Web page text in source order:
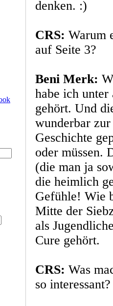
denken. :)
CRS: Warum
auf Seite 3?
Beni Merk:
habe ich unter
gehört. Und
wunderbar
Geschichte
oder müssen.
(die man ja
die heimlich
Gefühle! Wie
Mitte der
als
Cure gehört.
CRS: Was
so interessant?